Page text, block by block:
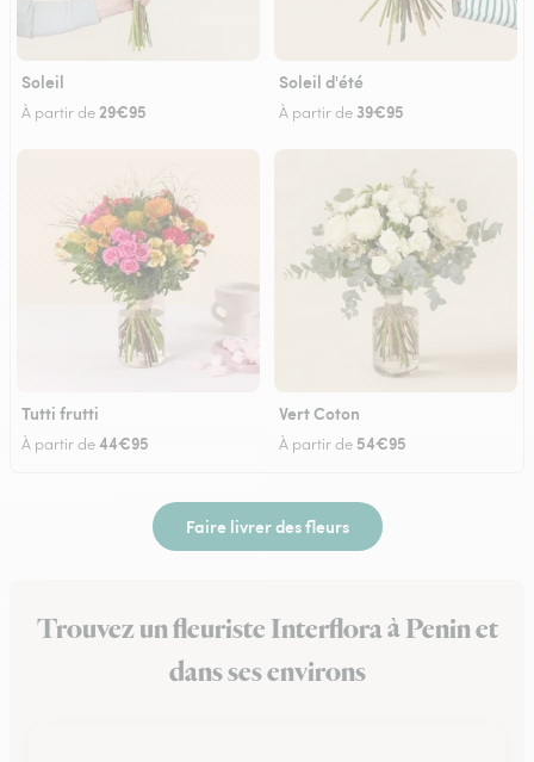
Soleil
À partir de29€95
Soleil d'été
À partir de 39€95
Tutti frutti
À partir de44€95
Vert Coton
À partir de 54€95
Faire livrer des fleurs
Trouvez un fleuriste Interflora à Penin et
dans ses environs